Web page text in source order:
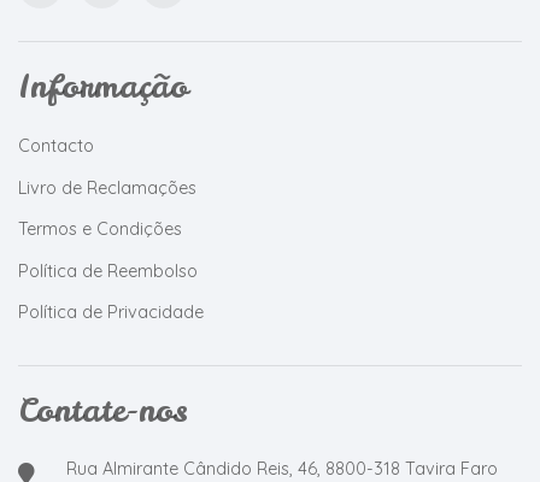
Informação
Contacto
Livro de Reclamações
Termos e Condições
Política de Reembolso
Política de Privacidade
Contate-nos
Rua Almirante Cândido Reis, 46, 8800-318 Tavira Faro